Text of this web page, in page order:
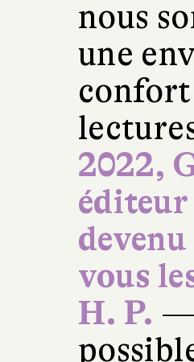
nous
une
2022,
éditeur
vous
H. P. —